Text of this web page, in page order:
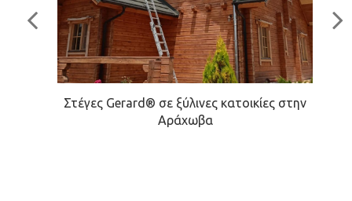
Στέγες Gerard® σε ξύλινες κατοικίες στην
Αράχωβα